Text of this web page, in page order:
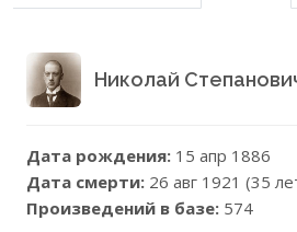
Николай
Дата рождения: 15 апр 1886
Дата смерти: 26 авг 1921 (35
Произведений в базе: 574